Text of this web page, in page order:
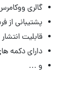
گالری
پشتیبانی از
قابلیت انتشار
دارایدکمه
و …